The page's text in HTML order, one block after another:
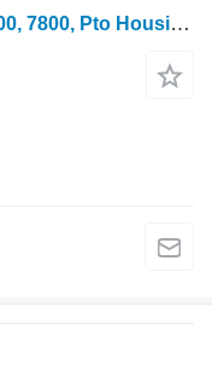
Pto Housing John Deere 7700, 7600, 7800, Pto Housing R93531, Re50006, R125740 pour tracteur à roues John Deere 7600, 7700, 7800, 7200, 7400, 6800, 6900, 7500